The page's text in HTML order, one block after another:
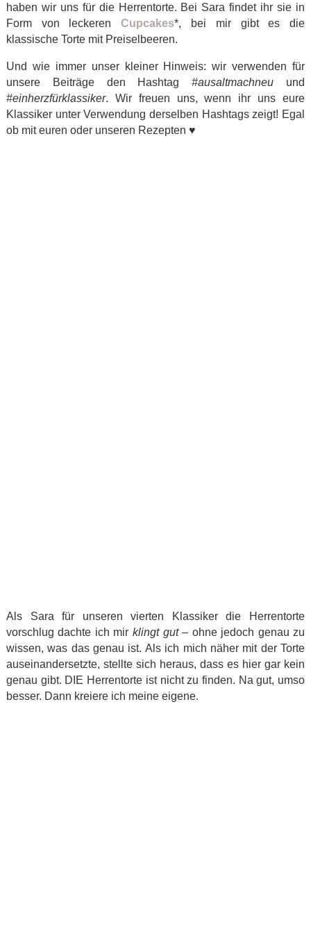
haben wir uns für die Herrentorte. Bei Sara findet ihr sie in
Form von leckerenCupcakes*, bei mir gibt es die
klassische Torte mit Preiselbeeren.
Und wie immer unser kleiner Hinweis: wir verwenden für
unsere Beiträge den Hashtag#ausaltmachneu und
#einherzfürklassiker. Wir freuen uns, wenn ihr uns eure
Klassiker unter Verwendung derselben Hashtags zeigt! Egal
ob mit euren oder unseren Rezepten ♥
Als Sara für unseren vierten Klassiker die Herrentorte
vorschlug dachte ich mir klingt gut– ohne jedoch genau zu
wissen, was das genau ist. Als ich mich näher mit der Torte
auseinandersetzte, stellte sich heraus, dass es hier gar kein
genau gibt. DIE Herrentorte ist nicht zu finden. Na gut, umso
besser. Dann kreiere ich meine eigene.